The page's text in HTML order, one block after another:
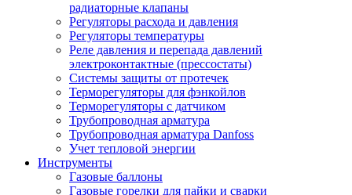
радиаторные клапаны
Регуляторы расхода и давления
Регуляторы температуры
Реле давления и перепада давлений
электроконтактные (прессостаты)
Системы защиты от протечек
Терморегуляторы для фэнкойлов
Терморегуляторы с датчиком
Трубопроводная арматура
Трубопроводная арматура Danfoss
Учет тепловой энергии
Инструменты
Газовые баллоны
Газовые горелки для пайки и сварки